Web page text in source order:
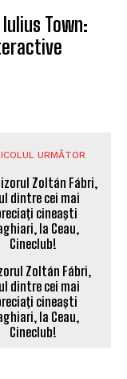
Town:
URMĂTOR
Zoltán Fábri,
dintre cei mai
cineaşti
la Ceau,
Cineclub!